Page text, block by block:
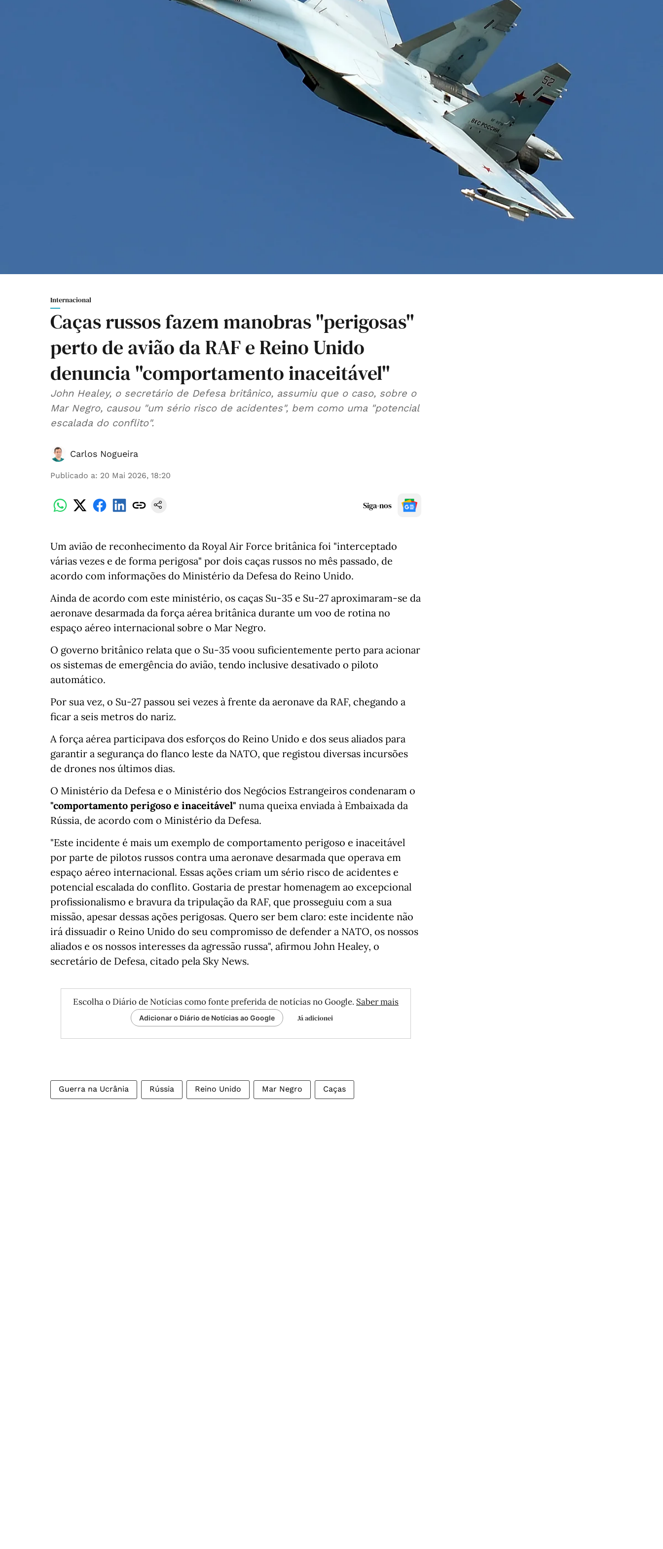
Internacional
Caças russos fazem manobras "perigosas"
perto de avião da RAF e Reino Unido
denuncia "comportamento inaceitável"
John Healey, o secretário de Defesa britânico, assumiu que o caso, sobre o
Mar Negro, causou "um sério risco de acidentes", bem como uma "potencial
escalada do conflito".
Carlos Nogueira
Publicado a: 20 Mai 2026, 18:20
Siga-nos
Um avião de reconhecimento da Royal Air Force britânica foi "interceptado
várias vezes e de forma perigosa" por dois caças russos no mês passado, de
acordo com informações do Ministério da Defesa do Reino Unido.
Ainda de acordo com este ministério, os caças Su-35 e Su-27 aproximaram-se da
aeronave desarmada da força aérea britânica durante um voo de rotina no
espaço aéreo internacional sobre o Mar Negro.
O governo britânico relata que o Su-35 voou suficientemente perto para acionar
os sistemas de emergência do avião, tendo inclusive desativado o piloto
automático.
Por sua vez, o Su-27 passou sei vezes à frente da aeronave da RAF, chegando a
ficar a seis metros do nariz.
A força aérea participava dos esforços do Reino Unido e dos seus aliados para
garantir a segurança do flanco leste da NATO, que registou diversas incursões
de drones nos últimos dias.
O Ministério da Defesa e o Ministério dos Negócios Estrangeiros condenaram o
"comportamento perigoso e inaceitável" numa queixa enviada à Embaixada da
Rússia, de acordo com o Ministério da Defesa.
"Este incidente é mais um exemplo de comportamento perigoso e inaceitável
por parte de pilotos russos contra uma aeronave desarmada que operava em
espaço aéreo internacional. Essas ações criam um sério risco de acidentes e
potencial escalada do conflito. Gostaria de prestar homenagem ao excepcional
profissionalismo e bravura da tripulação da RAF, que prosseguiu com a sua
missão, apesar dessas ações perigosas. Quero ser bem claro: este incidente não
irá dissuadir o Reino Unido do seu compromisso de defender a NATO, os nossos
aliados e os nossos interesses da agressão russa", afirmou John Healey, o
secretário de Defesa, citado pela Sky News.
Escolha o Diário de Notícias como fonte preferida de notícias no Google. Saber mais
Adicionar o Diário de Notícias ao Google Já adicionei
Guerra na Ucrânia Rússia Reino Unido Mar Negro Caças